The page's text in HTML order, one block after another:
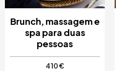
Brunch, massagem e
spa para duas
pessoas
410 €